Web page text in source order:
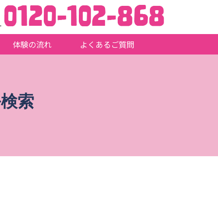
体験の流れ よくあるご質問
索